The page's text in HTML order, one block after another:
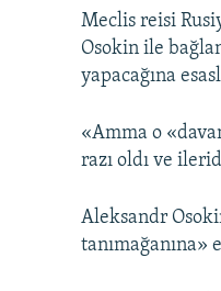
Meclis reisi
Osokin ile
yapacağına
«Amma o
razı oldı ve
Aleksandr
tanımağanına»